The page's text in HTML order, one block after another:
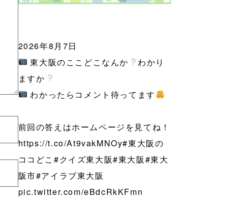
2026年8月7日
東大阪のここどこなんか
わかり
ますか
わかったらコメント待ってます
前回の答えはホームページを見てね！
https://t.co/At9vakMNOy#東大阪の
ココどこ #クイズ東大阪#東大阪#東大
阪市#アイラブ東大阪
pic.twitter.com/eBdcRkKFmn